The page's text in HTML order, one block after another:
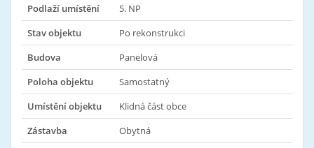
Podlaží umístění
5. NP
Stav objektu
Po rekonstrukci
Budova
Panelová
Poloha objektu
Samostatný
Umístění objektu
Klidná část obce
Zástavba
Obytná